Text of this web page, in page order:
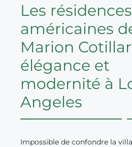
Les résidences
américaines
Marion
élégance et
modernité à
Angeles
Impossible de confondre la